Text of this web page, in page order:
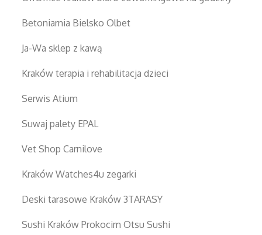
Betoniarnia Bielsko Olbet
Ja-Wa sklep z kawą
Kraków terapia i rehabilitacja dzieci
Serwis Atium
Suwaj palety EPAL
Vet Shop Carnilove
Kraków Watches4u zegarki
Deski tarasowe Kraków 3TARASY
Sushi Kraków Prokocim Otsu Sushi